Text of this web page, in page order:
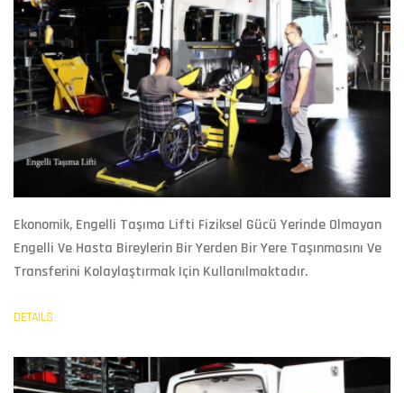
Ekonomik, Engelli Taşıma Lifti Fiziksel Gücü Yerinde Olmayan
Engelli Ve Hasta Bireylerin Bir Yerden Bir Yere Taşınmasını Ve
Transferini Kolaylaştırmak Için Kullanılmaktadır.
DETAILS